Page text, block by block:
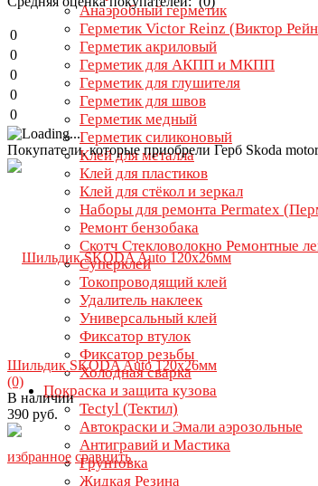
Анаэробный герметик
Герметик Victor Reinz (Виктор
Герметик акриловый
Герметик для АКПП и МКПП
Герметик для глушителя
Герметик для швов
Герметик медный
Герметик силиконовый
Клей для металла
Клей для пластиков
Клей для стёкол и зеркал
Наборы для ремонта Permatex
Ремонт бензобака
Скотч Стекловолокно Ремонтные
Суперклей
Токопроводящий клей
Удалитель наклеек
Универсальный клей
Фиксатор втулок
Фиксатор резьбы
Холодная сварка
Покраска и защита кузова
Tectyl (Тектил)
Автокраски и Эмали аэрозольные
Антигравий и Мастика
Грунтовка
Жидкая Резина
0
0
0
0
0
Покупатели, которые приобрели Герб Skoda
избранное сравнить
Шильдик SKODA Auto 120х26мм
(0)
В наличии
390 руб.